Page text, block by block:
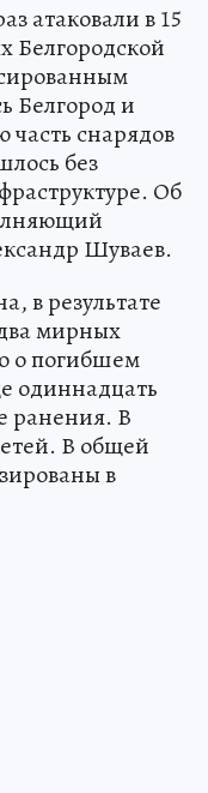
атаковали в 15
Белгородской
Белгород и
часть снарядов
без
Об
Шуваев.
в результате
мирных
о погибшем
одиннадцать
ранения. В
В общей
в